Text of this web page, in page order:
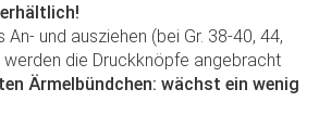
An- und ausziehen (bei Gr. 38-40, 44,
werden die Druckknöpfe angebracht
Ärmelbündchen: wächst ein wenig